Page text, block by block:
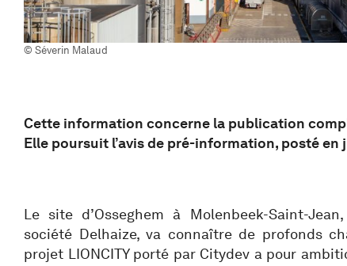
© Séverin Malaud
Cette information concerne la publication
Elle poursuit l’avis de pré-information, posté en
Le site d’Osseghem à Molenbeek-Saint-
société Delhaize, va connaître de profonds
projet LIONCITY porté par Citydev a pour